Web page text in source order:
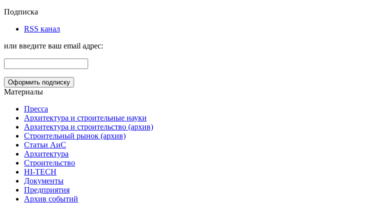
Подписка
RSS канал
или введите ваш email адрес:
Материалы
Пресса
Архитектура и строительные науки
Архитектура и строительство (архив)
Строительный рынок (архив)
Статьи АиС
Архитектура
Строительство
HI-TECH
Документы
Предприятия
Архив событий